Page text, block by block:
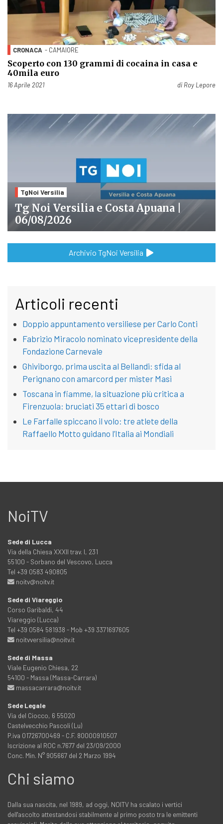
CRONACA - CAMAIORE
Scoperto con 130 grammi di cocaina in casa e
40mila euro
Pubblicato il
16 Aprile 2021 di Roy Lepore
TgNoi Versilia
Tg Noi Versilia e Costa Apuana |
06/08/2026
Archivio TgNoi Versilia
Articoli recenti
Doppio appuntamento versiliese per Carlo Conti
Fabrizio Miracolo nominato vicepresidente della
Fondazione Carnevale
Ghiviborgo, prima uscita al Bellandi: sfida al
Perignano con amarcord per mister Masi
Toscana in fiamme, la situazione più critica a
Firenzuola: bruciati 35 ettari di bosco
Le Farfalle spiccano il volo: tre atlete della
Raffaello Motto guidano l’Italia ai Mondiali
NoiTV
Sede di Lucca
Via della Chiesa XXXII trav. I, 231
55100 - Sorbano del Vescovo, Lucca
Tel +39 0583 490805
noitv@noitv.it
Sede di Viareggio
Corso Garibaldi, 44
Viareggio (Lucca)
Tel +39 0584 581938 - Mob +39 3371697605
noitvversilia@noitv.it
Sede di Massa
Viale Eugenio Chiesa, 22
54100 - Massa (Massa-Carrara)
massacarrara@noitv.it
Sede Legale
Via del Ciocco, 6 55020
Castelvecchio Pascoli (Lu)
P.iva 01726700469 - C.F. 80000910507
Iscrizione al ROC n.7677 del 23/09/2000
Conc. Min. N° 905667 del 2 Marzo 1994
Chi siamo
Dalla sua nascita, nel 1989, ad oggi, NOITV ha scalato i vertici
dell'ascolto attestandosi stabilmente al primo posto tra le emittenti